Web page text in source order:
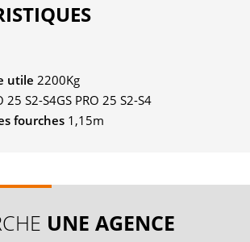
utile 2200Kg
25 S2-S4GS PRO 25 S2-S4
fourches 1,15m
UNE AGENCE